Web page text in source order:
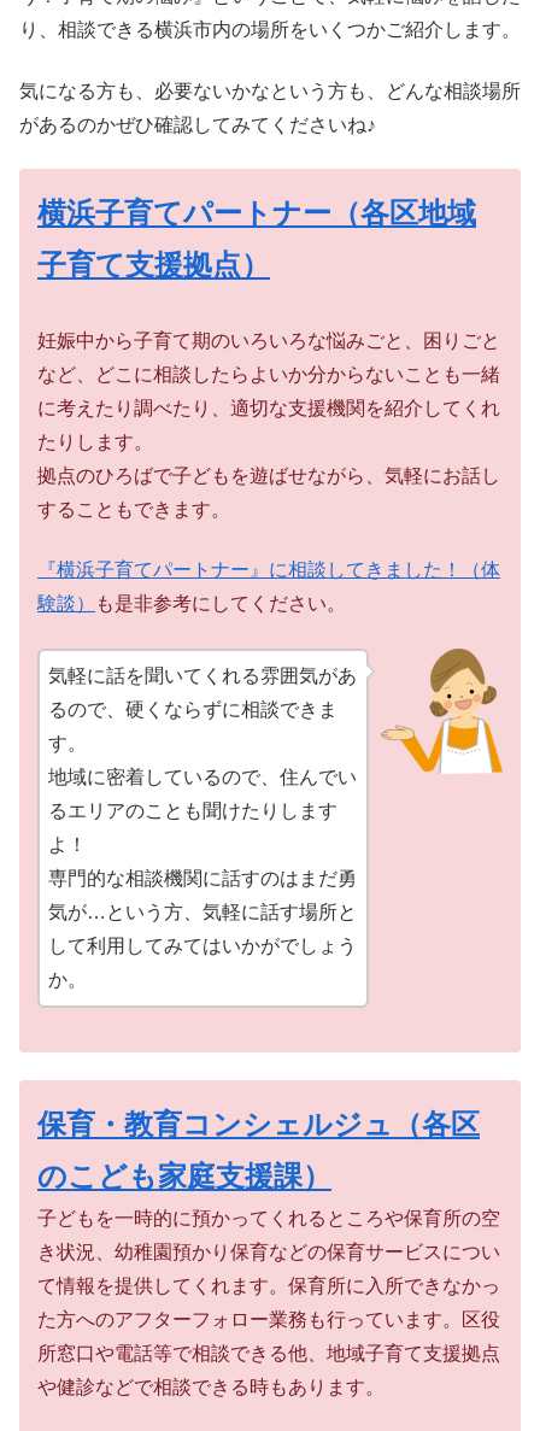
り、相談できる横浜市内の場所をいくつかご紹介します。
気になる方も、必要ないかなという方も、どんな相談場所
があるのかぜひ確認してみてくださいね♪
横浜子育てパートナー（各区地域
子育て支援拠点）
妊娠中から子育て期のいろいろな悩みごと、困りごと
など、どこに相談したらよいか分からないことも一緒
に考えたり調べたり、適切な支援機関を紹介してくれ
たりします。
拠点のひろばで子どもを遊ばせながら、気軽にお話し
することもできます。
『横浜子育てパートナー』に相談してきました！（体
験談）
も是非参考にしてください。
気軽に話を聞いてくれる雰囲気があ
るので、硬くならずに相談できま
す。
地域に密着しているので、住んでい
るエリアのことも聞けたりします
よ！
専門的な相談機関に話すのはまだ勇
気が…という方、気軽に話す場所と
して利用してみてはいかがでしょう
か。
保育・教育コンシェルジュ（各区
のこども家庭支援課）
子どもを一時的に預かってくれるところや保育所の空
き状況、幼稚園預かり保育などの保育サービスについ
て情報を提供してくれます。保育所に入所できなかっ
た方へのアフターフォロー業務も行っています。区役
所窓口や電話等で相談できる他、地域子育て支援拠点
や健診などで相談できる時もあります。